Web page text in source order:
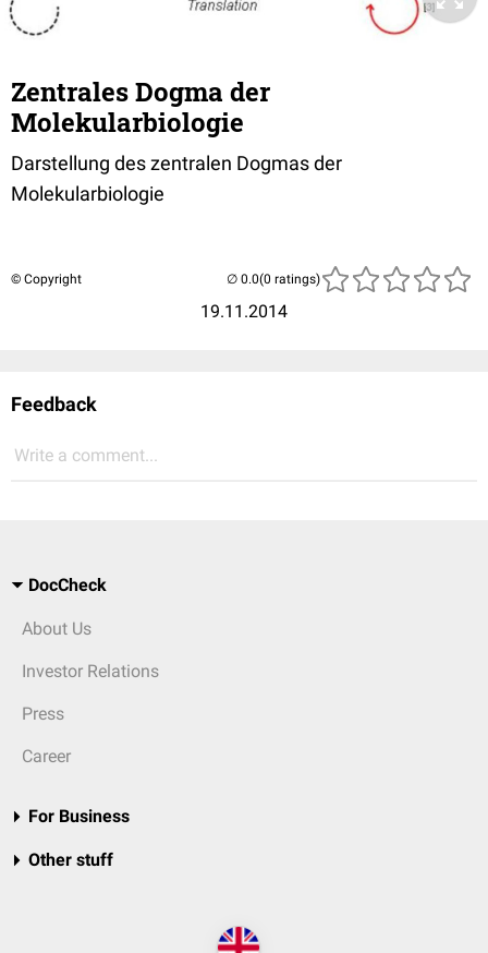
Zentrales Dogma der
Molekularbiologie
Darstellung des zentralen Dogmas der
Molekularbiologie
© Copyright
19.11.2014
(0 ratings)
Feedback
Write a comment...
DocCheck
About Us
Investor Relations
Press
Career
For Business
Other stuff